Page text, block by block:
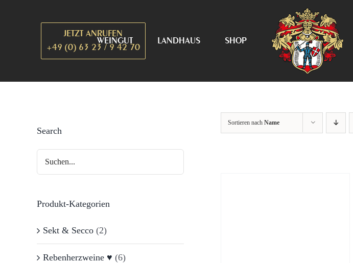
JETZT ANRUFEN
+49 (0) 63 23 / 9 42 70
WEINGUT LANDHAUS SHOP
Sortieren nach Name
Search
Produkt-Kategorien
Sekt & Secco (2)
Rebenherzweine ♥ (6)